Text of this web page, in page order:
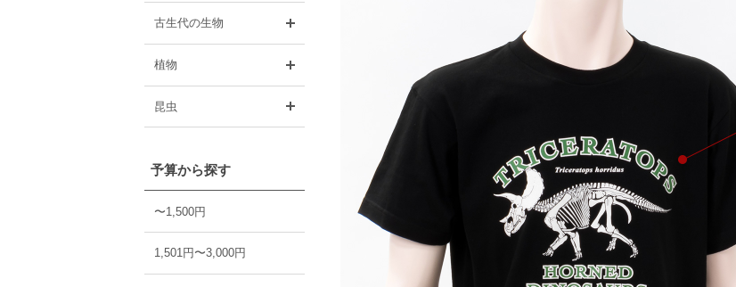
古生代の生物
植物
昆虫
予算から探す
〜1,500円
1,501円〜3,000円